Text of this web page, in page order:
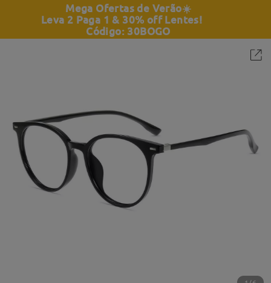
Mega Ofertas de Verão☀️
Leva 2 Paga 1 & 30% off Lentes!
Código: 30BOGO